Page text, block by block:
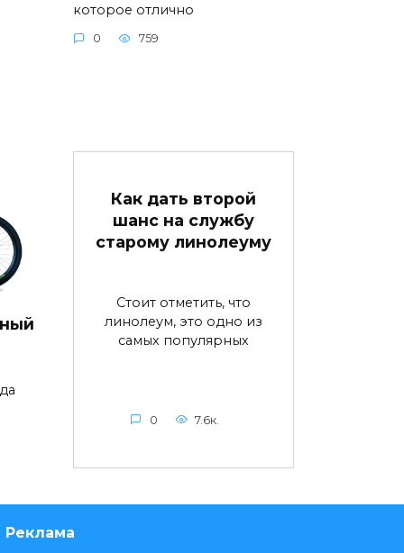
которое отлично
0 759
Как дать второй
шанс на службу
старому линолеуму
Стоит отметить, что
линолеум, это одно из
самых популярных
0 7.6к.
Реклама